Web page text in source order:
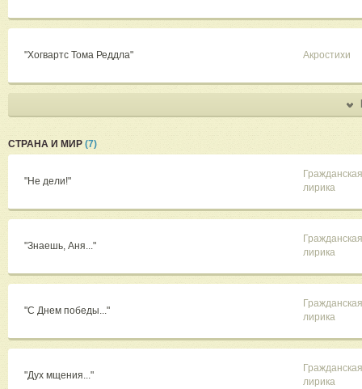
"Хогвартс Тома Реддла" Акростихи
СТРАНА И МИР (7)
"Не дели!"
Гражданская
лирика
"Знаешь, Аня..."
Гражданская
лирика
"С Днем победы..."
Гражданская
лирика
"Дух мщения..."
Гражданская
лирика